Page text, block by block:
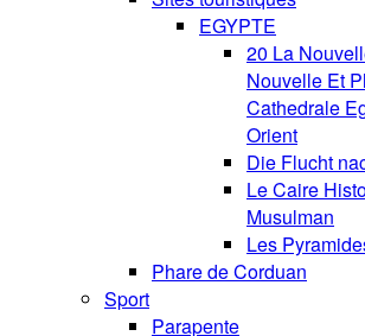
EGYPTE
20 La
Nouvelle Et
Cathedrale
Orient
Die Flucht
Le Caire
Musulman
Les
Phare de Corduan
Sport
Parapente